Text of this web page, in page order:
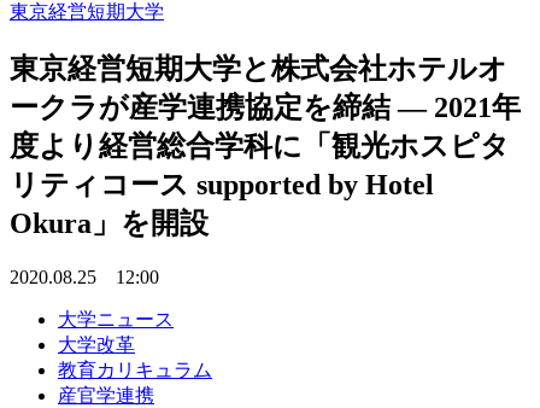
東京経営短期大学
東京経営短期大学と株式会社ホテルオ
ークラが産学連携協定を締結 — 2021年
度より経営総合学科に「観光ホスピタ
リティコース supported by Hotel
Okura」を開設
2020.08.25 12:00
大学ニュース
大学改革
教育カリキュラム
産官学連携